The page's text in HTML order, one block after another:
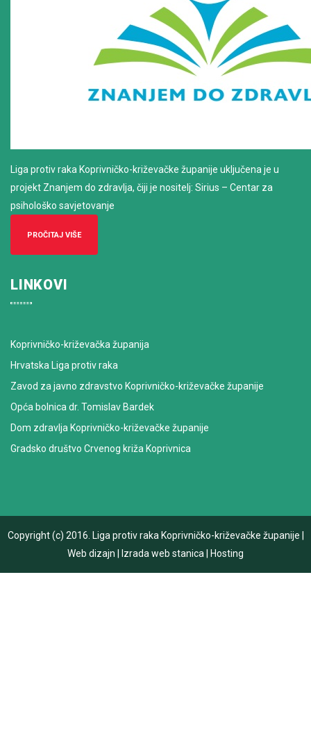
Liga protiv raka Koprivničko-križevačke županije uključena je u
projekt Znanjem do zdravlja, čiji je nositelj: Sirius – Centar za
psihološko savjetovanje
PROČITAJ VIŠE
LINKOVI
Koprivničko-križevačka županija
Hrvatska Liga protiv raka
Zavod za javno zdravstvo Koprivničko-križevačke županije
Opća bolnica dr. Tomislav Bardek
Dom zdravlja Koprivničko-križevačke županije
Gradsko društvo Crvenog križa Koprivnica
Copyright (c) 2016. Liga protiv raka Koprivničko-križevačke županije
Web dizajn
Izrada web stanica Hosting